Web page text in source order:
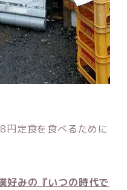
円定食を食べるために
好みの『いつの時代で